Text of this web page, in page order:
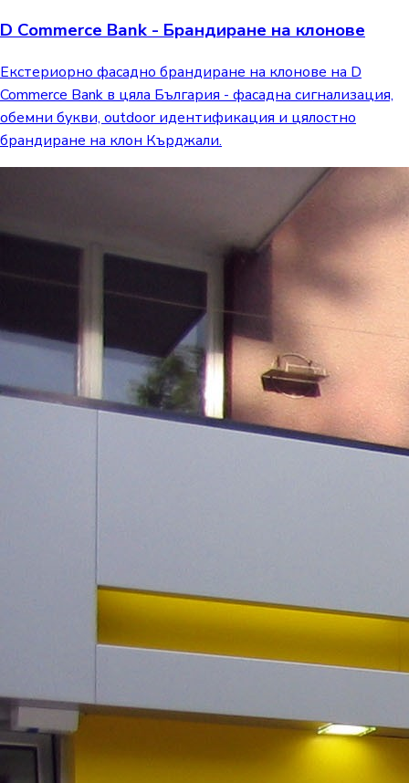
D Commerce Bank - Брандиране на клонове
Екстериорно фасадно брандиране на клонове на D
Commerce Bank в цяла България - фасадна сигнализация,
обемни букви, outdoor идентификация и цялостно
брандиране на клон Кърджали.